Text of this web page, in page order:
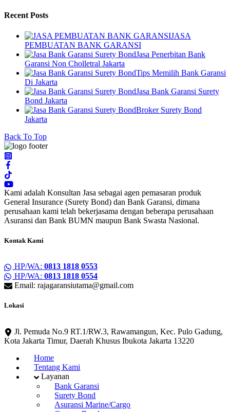
Recent Posts
JASA
PEMBUATAN BANK GARANSI
Jasa Penerbitan Bank
Garansi Non Cholletral Jakarta
Tips Memilih Bank Garansi
Di Jakarta
Jasa Bank Garansi Surety
Bond Jakarta
Broker Surety Bond
Jakarta
Back To Top
Kami adalah Konsultan Jasa sebagai agen pemasaran produk
General Insurance (Surety Bond) dan Bank Garansi, dimana
perusahaan kami telah bekerjasama dengan beberapa perusahaan
Asuransi dan Bank BUMN maupun Bank Swasta Nasional.
Kontak Kami
HP/WA: 0813 1818 0553
HP/WA: 0813 1818 0554
Email: rajagaransiutama@gmail.com
Lokasi
Jl. Pemuda No.9 RT.1/RW.3, Rawamangun, Kec. Pulo Gadung,
Kota Jakarta Timur, Daerah Khusus Ibukota Jakarta 13220
Home
Tentang Kami
Layanan
Bank Garansi
Surety Bond
Asuransi Marine/Cargo